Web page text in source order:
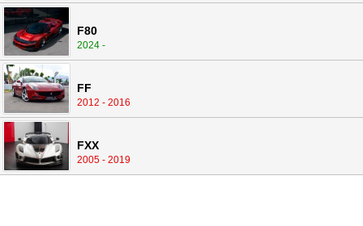
F80
2024 -
FF
2012 - 2016
FXX
2005 - 2019